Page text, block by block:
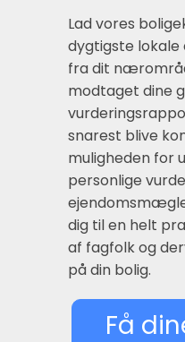
Lad vores
dygtigste
fra dit
modtaget dine
snarest blive
muligheden for
personlige
dig til en helt
af fagfolk og
på din bolig.
Få